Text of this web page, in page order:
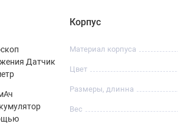
Датчик
Корпус
Материал корпуса
Цвет
Размеры, длинна
Вес